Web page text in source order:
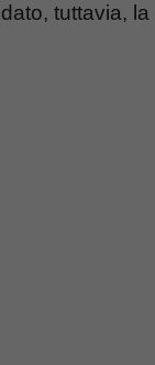
tuttavia, la